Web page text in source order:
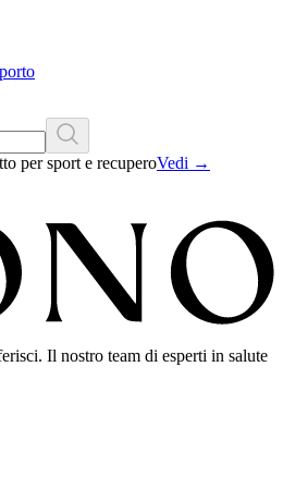
per sport e recuperoVedi →
Il nostro team di esperti in salute